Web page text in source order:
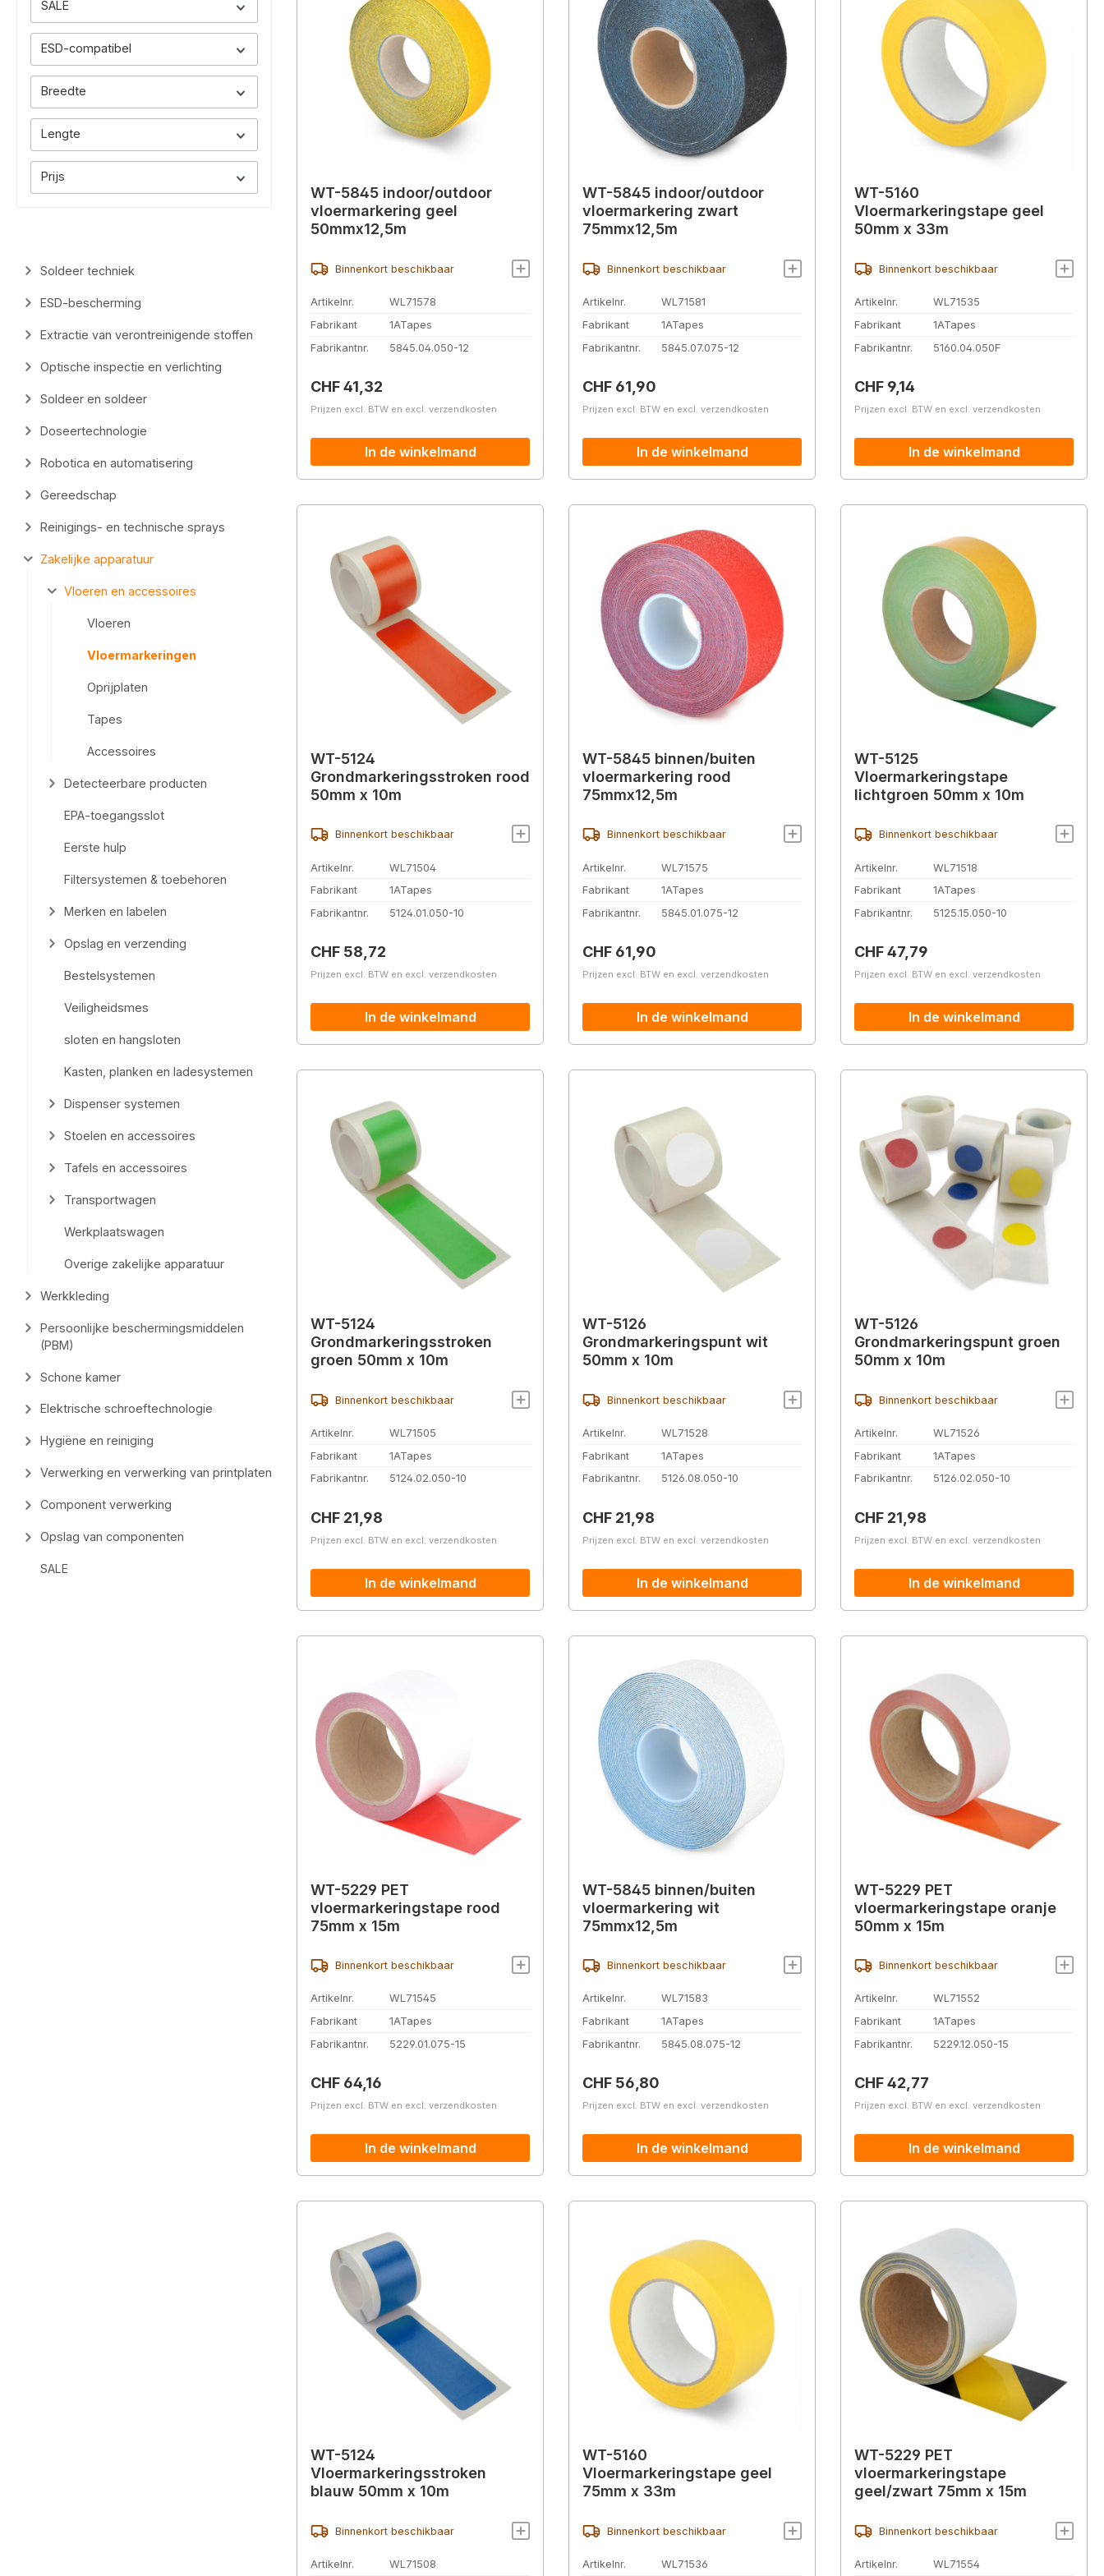
SALE
ESD-compatibel
Breedte
Lengte
Prijs
Soldeer techniek
ESD-bescherming
Extractie van verontreinigende stoffen
Optische inspectie en verlichting
Soldeer en soldeer
Doseertechnologie
Robotica en automatisering
Gereedschap
Reinigings- en technische sprays
Zakelijke apparatuur
Vloeren en accessoires
Vloeren
Vloermarkeringen
Oprijplaten
Tapes
Accessoires
Detecteerbare producten
EPA-toegangsslot
Eerste hulp
Filtersystemen & toebehoren
Merken en labelen
Opslag en verzending
Bestelsystemen
Veiligheidsmes
sloten en hangsloten
Kasten, planken en ladesystemen
Dispenser systemen
Stoelen en accessoires
Tafels en accessoires
Transportwagen
Werkplaatswagen
Overige zakelijke apparatuur
Werkkleding
Persoonlijke beschermingsmiddelen
(PBM)
Schone kamer
Elektrische schroeftechnologie
Hygiëne en reiniging
Verwerking en verwerking van printplaten
Component verwerking
Opslag van componenten
SALE
WT-5845 indoor/outdoor
vloermarkering geel
50mmx12,5m
Binnenkort beschikbaar
Artikelnr.
WL71578
Fabrikant
1ATapes
Fabrikantnr.
5845.04.050-12
Normale prijs:
CHF 41,32
Prijzen excl. BTW en excl. verzendkosten
In de winkelmand
WT-5845 indoor/outdoor
vloermarkering zwart
75mmx12,5m
Binnenkort beschikbaar
Artikelnr.
WL71581
Fabrikant
1ATapes
Fabrikantnr.
5845.07.075-12
Normale prijs:
CHF 61,90
Prijzen excl. BTW en excl. verzendkosten
In de winkelmand
WT-5160
Vloermarkeringstape geel
50mm x 33m
Binnenkort beschikbaar
Artikelnr.
WL71535
Fabrikant
1ATapes
Fabrikantnr.
5160.04.050F
Normale prijs:
CHF 9,14
Prijzen excl. BTW en excl. verzendkosten
In de winkelmand
WT-5124
Grondmarkeringsstroken rood
50mm x 10m
Binnenkort beschikbaar
Artikelnr.
WL71504
Fabrikant
1ATapes
Fabrikantnr.
5124.01.050-10
Normale prijs:
CHF 58,72
Prijzen excl. BTW en excl. verzendkosten
In de winkelmand
WT-5845 binnen/buiten
vloermarkering rood
75mmx12,5m
Binnenkort beschikbaar
Artikelnr.
WL71575
Fabrikant
1ATapes
Fabrikantnr.
5845.01.075-12
Normale prijs:
CHF 61,90
Prijzen excl. BTW en excl. verzendkosten
In de winkelmand
WT-5125
Vloermarkeringstape
lichtgroen 50mm x 10m
Binnenkort beschikbaar
Artikelnr.
WL71518
Fabrikant
1ATapes
Fabrikantnr.
5125.15.050-10
Normale prijs:
CHF 47,79
Prijzen excl. BTW en excl. verzendkosten
In de winkelmand
WT-5124
Grondmarkeringsstroken
groen 50mm x 10m
Binnenkort beschikbaar
Artikelnr.
WL71505
Fabrikant
1ATapes
Fabrikantnr.
5124.02.050-10
Normale prijs:
CHF 21,98
Prijzen excl. BTW en excl. verzendkosten
In de winkelmand
WT-5126
Grondmarkeringspunt wit
50mm x 10m
Binnenkort beschikbaar
Artikelnr.
WL71528
Fabrikant
1ATapes
Fabrikantnr.
5126.08.050-10
Normale prijs:
CHF 21,98
Prijzen excl. BTW en excl. verzendkosten
In de winkelmand
WT-5126
Grondmarkeringspunt groen
50mm x 10m
Binnenkort beschikbaar
Artikelnr.
WL71526
Fabrikant
1ATapes
Fabrikantnr.
5126.02.050-10
Normale prijs:
CHF 21,98
Prijzen excl. BTW en excl. verzendkosten
In de winkelmand
WT-5229 PET
vloermarkeringstape rood
75mm x 15m
Binnenkort beschikbaar
Artikelnr.
WL71545
Fabrikant
1ATapes
Fabrikantnr.
5229.01.075-15
Normale prijs:
CHF 64,16
Prijzen excl. BTW en excl. verzendkosten
In de winkelmand
WT-5845 binnen/buiten
vloermarkering wit
75mmx12,5m
Binnenkort beschikbaar
Artikelnr.
WL71583
Fabrikant
1ATapes
Fabrikantnr.
5845.08.075-12
Normale prijs:
CHF 56,80
Prijzen excl. BTW en excl. verzendkosten
In de winkelmand
WT-5229 PET
vloermarkeringstape oranje
50mm x 15m
Binnenkort beschikbaar
Artikelnr.
WL71552
Fabrikant
1ATapes
Fabrikantnr.
5229.12.050-15
Normale prijs:
CHF 42,77
Prijzen excl. BTW en excl. verzendkosten
In de winkelmand
WT-5124
Vloermarkeringsstroken
blauw 50mm x 10m
Binnenkort beschikbaar
Artikelnr. WL71508
WT-5160
Vloermarkeringstape geel
75mm x 33m
Binnenkort beschikbaar
Artikelnr. WL71536
WT-5229 PET
vloermarkeringstape
geel/zwart 75mm x 15m
Binnenkort beschikbaar
Artikelnr. WL71554